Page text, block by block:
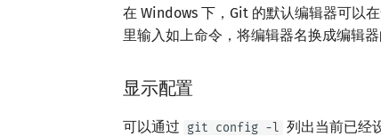
在 Windows 下，Git 的默认编辑器可以
里输入如上命令，将编辑器名换成编辑
显示配置
可以通过 git config -l 列出当前已经